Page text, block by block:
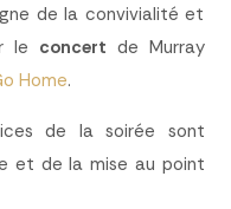
de la convivialité et
le concert de Murray
Home.
de la soirée sont
et de la mise au point